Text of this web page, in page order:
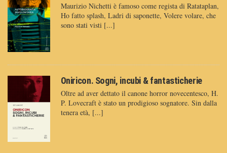
Maurizio Nichetti è famoso come regista di Ratataplan,
Ho fatto splash, Ladri di saponette, Volere volare, che
sono stati visti [...]
Oniricon. Sogni, incubi & fantasticherie
Oltre ad aver dettato il canone horror novecentesco, H.
P. Lovecraft è stato un prodigioso sognatore. Sin dalla
tenera età, [...]